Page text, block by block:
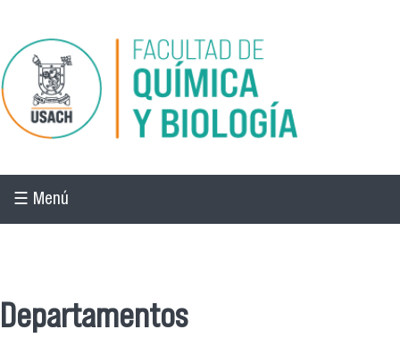
Pasar al contenido principal
☰ Menú
Departamentos